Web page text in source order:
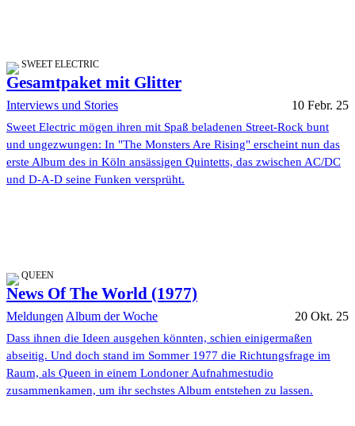
SWEET ELECTRIC
Gesamtpaket mit Glitter
Interviews und Stories 10 Febr. 25
Sweet Electric mögen ihren mit Spaß beladenen Street-Rock bunt
und ungezwungen: In "The Monsters Are Rising" erscheint nun das
erste Album des in Köln ansässigen Quintetts, das zwischen AC/DC
und D-A-D seine Funken versprüht.
QUEEN
News Of The World (1977)
Meldungen Album der Woche 20 Okt. 25
Dass ihnen die Ideen ausgehen könnten, schien einigermaßen
abseitig. Und doch stand im Sommer 1977 die Richtungsfrage im
Raum, als Queen in einem Londoner Aufnahmestudio
zusammenkamen, um ihr sechstes Album entstehen zu lassen.